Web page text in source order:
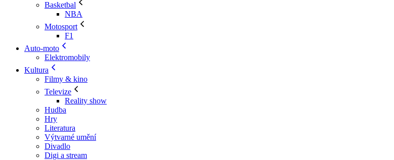
Basketbal
NBA
Motosport
F1
Auto-moto
Elektromobily
Kultura
Filmy & kino
Televize
Reality show
Hudba
Hry
Literatura
Výtvarné umění
Divadlo
Digi a stream